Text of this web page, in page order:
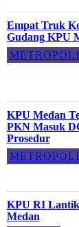
Empat Truk
Gudang KPU
KPU Medan
PKN Masuk
Prosedur
KPU RI
Medan